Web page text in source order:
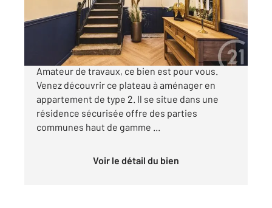
70 000 €
REIMS, 10 minutes à pieds du Boulingrin,
Amateur de travaux, ce bien est pour vous.
Venez découvrir ce plateau à aménager en
appartement de type 2. Il se situe dans une
résidence sécurisée offre des parties
communes haut de gamme ...
Voir le détail du bien